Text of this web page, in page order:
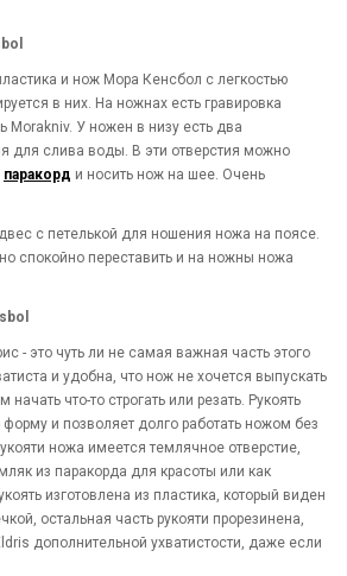
и нож Мора Кенсбол с легкостью
в них. На ножнах есть гравировка
Morakniv. У ножен в низу есть два
для слива воды. В эти отверстия можно
паракорд и носить нож на шее. Очень
с петелькой для ношения ножа на поясе.
спокойно переставить и на ножны ножа
- это чуть ли не самая важная часть этого
и удобна, что нож не хочется выпускать
начать что-то строгать или резать. Рукоять
и позволяет долго работать ножом без
ножа имеется темлячное отверстие,
из паракорда для красоты или как
изготовлена из пластика, который виден
остальная часть рукояти прорезинена,
дополнительной ухватистости, даже если